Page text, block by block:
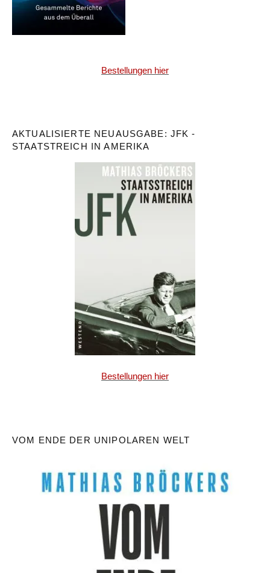
Bestellungen hier
AKTUALISIERTE NEUAUSGABE: JFK -
STAATSTREICH IN AMERIKA
Bestellungen hier
VOM ENDE DER UNIPOLAREN WELT